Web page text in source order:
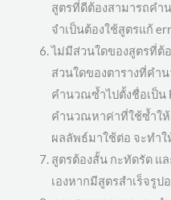
สูตรที่ดีต้องสามารถคำ
จำเป็นต้องใช้สูตรแก้
ไม่มีส่วนใดของสูตรที่ต้
ส่วนใดของตารางที่คำ
คำนวณซ้ำไปตั้งชื่อเป็น
คำนวณหาค่าที่ใช้ซ้ำให้
ผลลัพธ์มาใช้ต่อ จะทำ
สูตรต้องสั้น กะทัดรัด แ
เองหากมีสูตรสำเร็จรูป